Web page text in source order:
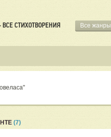
СТИХОТВОРЕНИЯ Все жанры
(7)